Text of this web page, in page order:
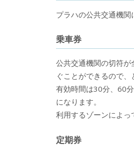
プラハの公共交通機関
乗車券
公共交通機関の切符が
ぐことができ るので、
有効時間は30分、60
になります。
利用するゾーンによっ
定期券